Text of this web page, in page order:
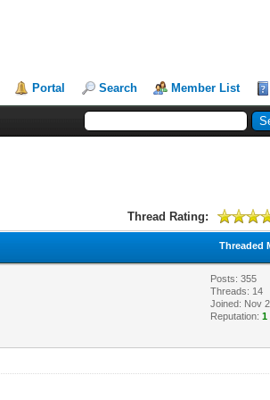
Portal Search Member List
Thread Rating:
Threaded
Posts: 355
Threads: 14
Joined: Nov
Reputation:1